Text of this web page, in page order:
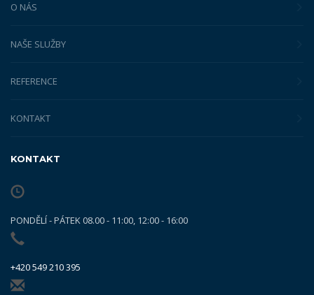
O NÁS
NAŠE SLUŽBY
REFERENCE
KONTAKT
KONTAKT
PONDĚLÍ - PÁTEK 08.00 - 11:00, 12:00 - 16:00
+420 549 210 395